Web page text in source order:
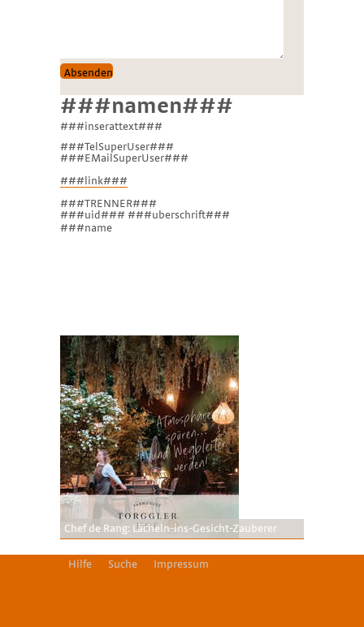
###namen###
###inserattext###
###TelSuperUser###
###EMailSuperUser###
###link###
###TRENNER###
###uid### ###uberschrift###
###name
Chef de Rang: Lächeln-ins-Gesicht-Zauberer
Hilfe Suche Impressum